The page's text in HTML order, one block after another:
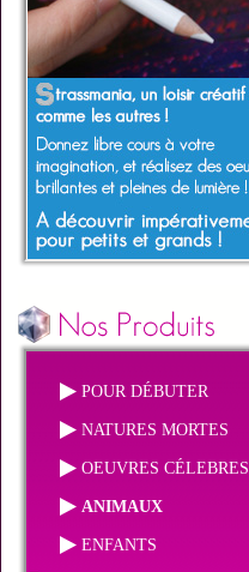
POUR DÉBUTER
NATURES MORTES
OEUVRES CÉLEBRES
ANIMAUX
ENFANTS